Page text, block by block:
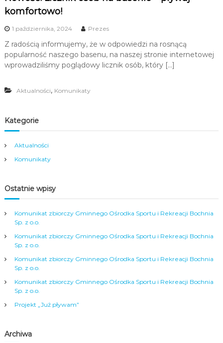
komfortowo!
1 października, 2024 Prezes
Z radością informujemy, że w odpowiedzi na rosnącą
popularność naszego basenu, na naszej stronie internetowej
wprowadziliśmy poglądowy licznik osób, który […]
Aktualności, Komunikaty
Kategorie
Aktualności
Komunikaty
Ostatnie wpisy
Komunikat zbiorczy Gminnego Ośrodka Sportu i Rekreacji Bochnia
Sp. z o.o.
Komunikat zbiorczy Gminnego Ośrodka Sportu i Rekreacji Bochnia
Sp. z o.o.
Komunikat zbiorczy Gminnego Ośrodka Sportu i Rekreacji Bochnia
Sp. z o.o.
Komunikat zbiorczy Gminnego Ośrodka Sportu i Rekreacji Bochnia
Sp. z o.o.
Projekt „Już pływam”
Archiwa